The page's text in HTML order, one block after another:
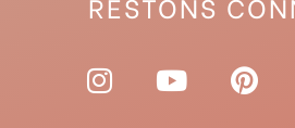
I
n
Y
o
P
i